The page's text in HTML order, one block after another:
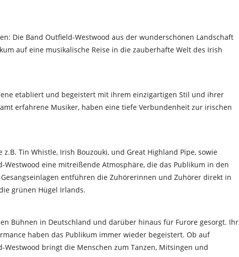
Die Band Outfield-Westwood aus der wunderschönen Landschaft
auf eine musikalische Reise in die zauberhafte Welt des Irish
etabliert und begeistert mit ihrem einzigartigen Stil und ihrer
erfahrene Musiker, haben eine tiefe Verbundenheit zur irischen
Tin Whistle, Irish Bouzouki, und Great Highland Pipe, sowie
Westwood eine mitreißende Atmosphäre, die das Publikum in den
entführen die Zuhörerinnen und Zuhörer direkt in
grünen Hügel Irlands.
Bühnen in Deutschland und darüber hinaus für Furore gesorgt. Ihr
haben das Publikum immer wieder begeistert. Ob auf
Westwood bringt die Menschen zum Tanzen, Mitsingen und